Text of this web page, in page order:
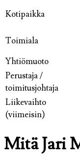
Kotipaikka
Toimiala
Yhtiömuoto
Perustaja /
toimitusjohtaja
Liikevaihto
(viimeisin)
Mitä Jari